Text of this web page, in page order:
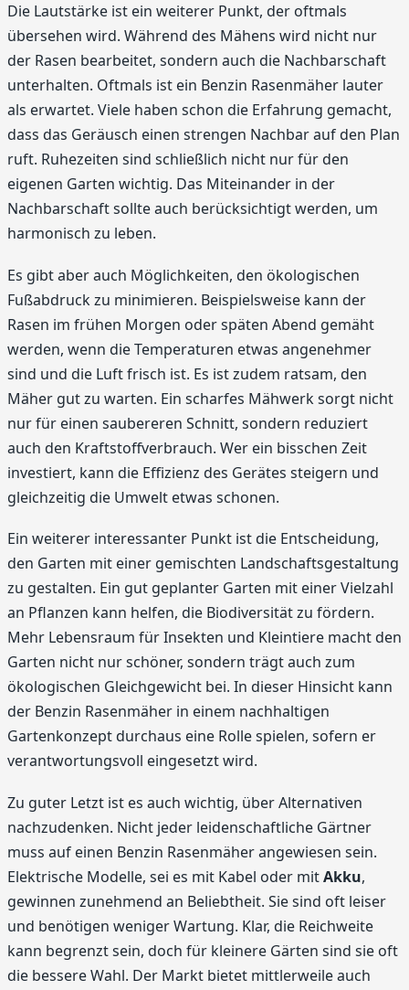
Die Lautstärke ist ein weiterer Punkt, der oftmals
übersehen wird. Während des Mähens wird nicht nur
der Rasen bearbeitet, sondern auch die Nachbarschaft
unterhalten. Oftmals ist ein Benzin Rasenmäher lauter
als erwartet. Viele haben schon die Erfahrung gemacht,
dass das Geräusch einen strengen Nachbar auf den Plan
ruft. Ruhezeiten sind schließlich nicht nur für den
eigenen Garten wichtig. Das Miteinander in der
Nachbarschaft sollte auch berücksichtigt werden, um
harmonisch zu leben.
Es gibt aber auch Möglichkeiten, den ökologischen
Fußabdruck zu minimieren. Beispielsweise kann der
Rasen im frühen Morgen oder späten Abend gemäht
werden, wenn die Temperaturen etwas angenehmer
sind und die Luft frisch ist. Es ist zudem ratsam, den
Mäher gut zu warten. Ein scharfes Mähwerk sorgt nicht
nur für einen saubereren Schnitt, sondern reduziert
auch den Kraftstoffverbrauch. Wer ein bisschen Zeit
investiert, kann die Effizienz des Gerätes steigern und
gleichzeitig die Umwelt etwas schonen.
Ein weiterer interessanter Punkt ist die Entscheidung,
den Garten mit einer gemischten Landschaftsgestaltung
zu gestalten. Ein gut geplanter Garten mit einer Vielzahl
an Pflanzen kann helfen, die Biodiversität zu fördern.
Mehr Lebensraum für Insekten und Kleintiere macht den
Garten nicht nur schöner, sondern trägt auch zum
ökologischen Gleichgewicht bei. In dieser Hinsicht kann
der Benzin Rasenmäher in einem nachhaltigen
Gartenkonzept durchaus eine Rolle spielen, sofern er
verantwortungsvoll eingesetzt wird.
Zu guter Letzt ist es auch wichtig, über Alternativen
nachzudenken. Nicht jeder leidenschaftliche Gärtner
muss auf einen Benzin Rasenmäher angewiesen sein.
Elektrische Modelle, sei es mit Kabel oder mitAkku,
gewinnen zunehmend an Beliebtheit. Sie sind oft leiser
und benötigen weniger Wartung. Klar, die Reichweite
kann begrenzt sein, doch für kleinere Gärten sind sie oft
die bessere Wahl. Der Markt bietet mittlerweile auch